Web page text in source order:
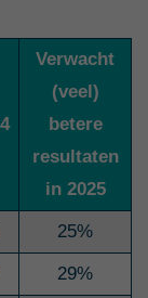
Verwacht
(veel)
betere
resultaten
in 2025
25%
29%